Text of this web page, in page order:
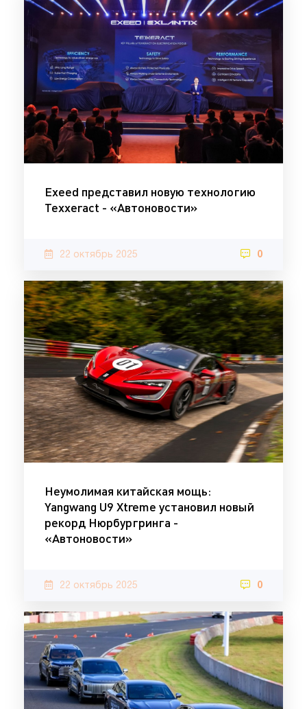
Exeed представил новую технологию
Texxeract - «Автоновости»
22 октябрь 2025 0
Неумолимая китайская мощь:
Yangwang U9 Xtreme установил новый
рекорд Нюрбургринга -
«Автоновости»
22 октябрь 2025 0